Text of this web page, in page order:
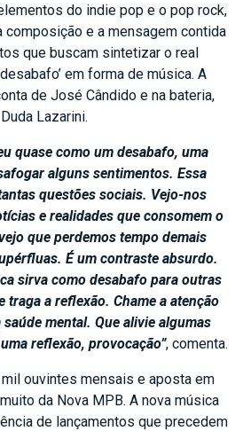
do indie pop e o pop rock,
e a mensagem contida
que buscam sintetizar o real
em forma de música. A
de José Cândido e na bateria,
Duda Lazarini.
quase como um desabafo, uma
alguns sentimentos. Essa
questões sociais. Vejo-nos
e realidades que consomem o
que perdemos tempo demais
É um contraste absurdo.
sirva como desabafo para outras
traga a reflexão. Chame a atenção
mental. Que alivie algumas
reflexão, provocação”, comenta.
ouvintes mensais e aposta em
da Nova MPB. A nova música
de lançamentos que precedem